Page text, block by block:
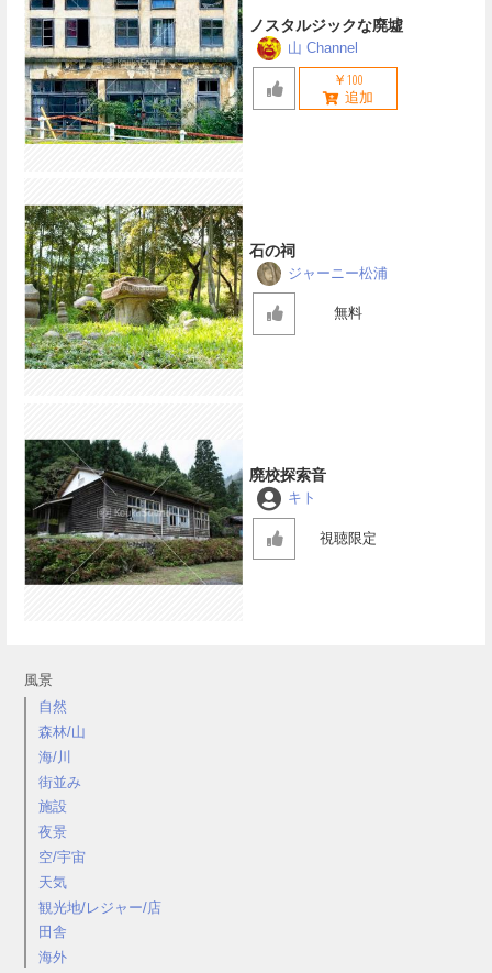
風景
自然
森林/山
海/川
街並み
施設
夜景
空/宇宙
天気
観光地/レジャー/店
田舎
海外
ノスタルジックな廃墟
山 Channel
￥100
石の祠
ジャーニー松浦
無料
廃校探索音
キト
視聴限定